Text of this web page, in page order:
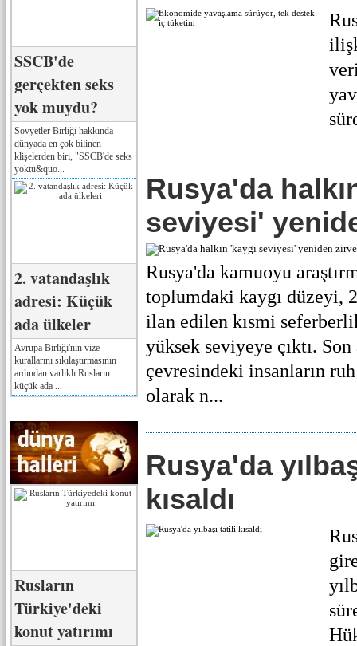
SSCB'de
gerçekten seks
yok muydu?
Sovyetler Birliği hakkında
dünyada en çok bilinen
klişelerden biri, "SSCB'de seks
yoktu&quo...
2. vatandaşlık
adresi: Küçük
ada ülkeler
Avrupa Birliği'nin vize
kurallarını sıkılaştırmasının
ardından varlıklı Rusların
küçük ada ...
Rusların
Türkiye'deki
konut yatırımı
Rusya'da
seviyesi'
Rusya'da kamuoyu
toplumdaki kaygı düzeyi,
ilan edilen kısmi
yüksek seviyeye çıktı.
çevresindeki insanların
olarak n...
Rusya'da
kısaldı